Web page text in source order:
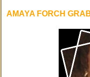
AMAYA FORCH